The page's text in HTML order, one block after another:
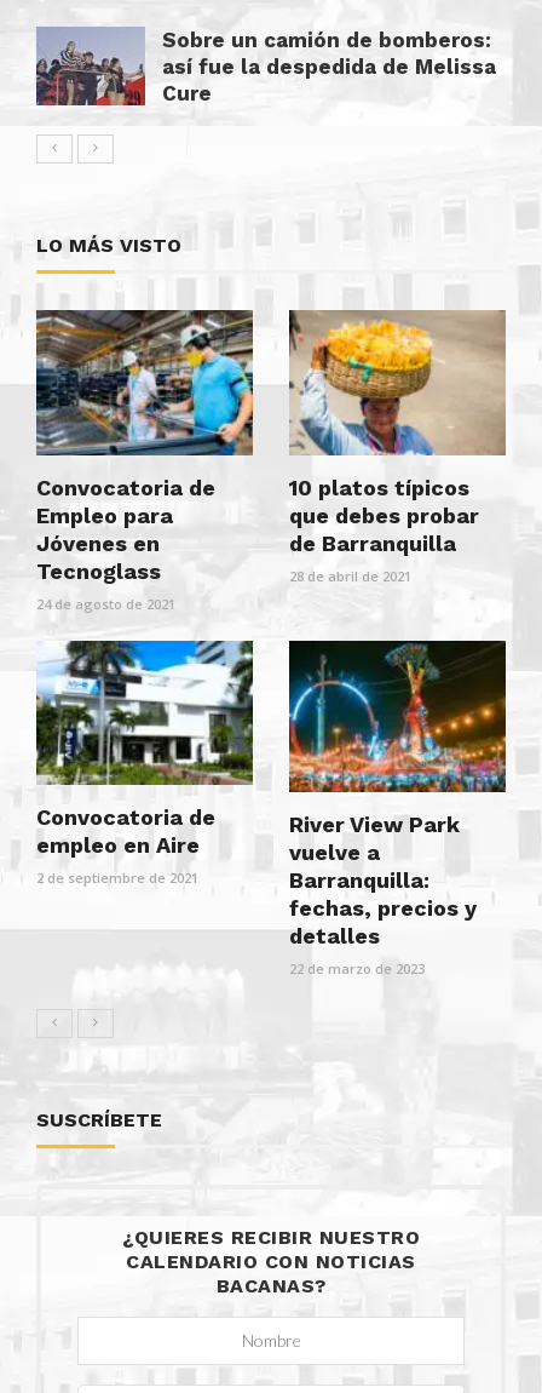
Sobre un camión de bomberos:
así fue la despedida de Melissa
Cure
LO MÁS VISTO
Convocatoria de
Empleo para
Jóvenes en
Tecnoglass
24 de agosto de 2021
10 platos típicos
que debes probar
de Barranquilla
28 de abril de 2021
Convocatoria de
empleo en Aire
2 de septiembre de 2021
River View Park
vuelve a
Barranquilla:
fechas, precios y
detalles
22 de marzo de 2023
SUSCRÍBETE
¿QUIERES RECIBIR NUESTRO
CALENDARIO CON NOTICIAS
BACANAS?